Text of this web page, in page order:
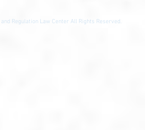
Regulation Law Center All Rights Reserved.